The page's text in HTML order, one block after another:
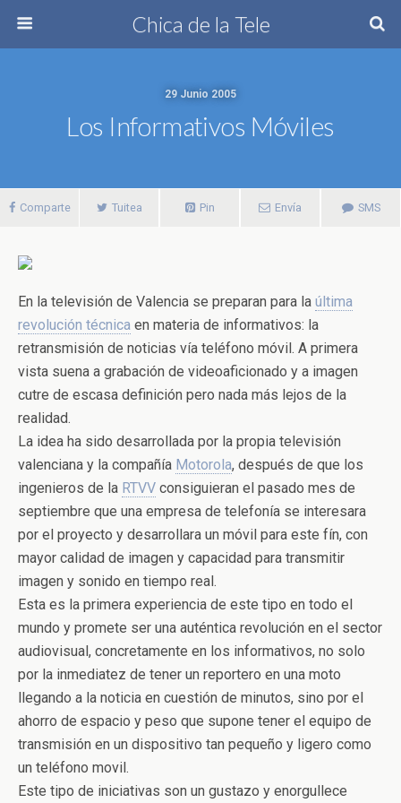
Chica de la Tele
29 Junio 2005
Los Informativos Móviles
Comparte Tuitea Pin Envía SMS
En la televisión de Valencia se preparan para la última
revolución técnica en materia de informativos: la
retransmisión de noticias vía teléfono móvil. A primera
vista suena a grabación de videoaficionado y a imagen
cutre de escasa definición pero nada más lejos de la
realidad.
La idea ha sido desarrollada por la propia televisión
valenciana y la compañía Motorola, después de que los
ingenieros de la RTVV consiguieran el pasado mes de
septiembre que una empresa de telefonía se interesara
por el proyecto y desarrollara un móvil para este fín, con
mayor calidad de imagen y capacidad para transmitir
imagen y sonido en tiempo real.
Esta es la primera experiencia de este tipo en todo el
mundo y promete ser una auténtica revolución en el sector
audiovisual, concretamente en los informativos, no solo
por la inmediatez de tener un reportero en una moto
llegando a la noticia en cuestión de minutos, sino por el
ahorro de espacio y peso que supone tener el equipo de
transmisión en un dispositivo tan pequeño y ligero como
un teléfono movil.
Este tipo de iniciativas son un gustazo y enorgullece